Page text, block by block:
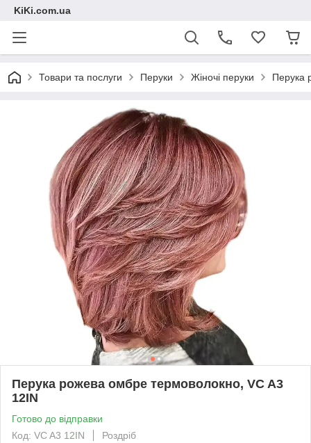
KiKi.com.ua
Товари та послуги Перуки Жіночі перуки Перука
Перука рожева омбре термоволокно, VC A3
12IN
Готово до відправки
Код: VC A3 12IN
Роздріб